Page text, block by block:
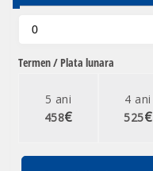
Termen / Plata lunara
5 ani
458€
4 ani
525€